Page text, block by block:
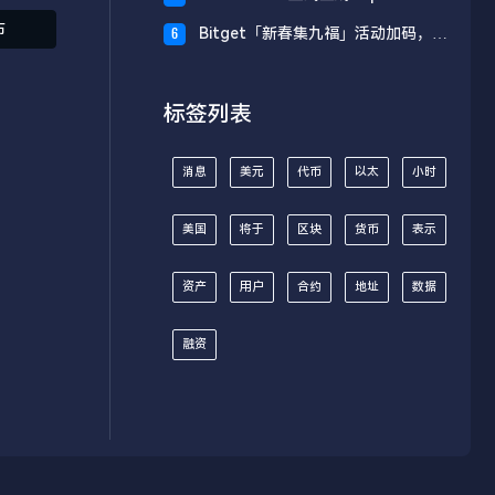
6
Bitget「新春集九福」活动加码，报
标签列表
消息 美元 代币 以太 小时
美国 将于 区块 货币 表示
资产 用户 合约 地址 数据
融资